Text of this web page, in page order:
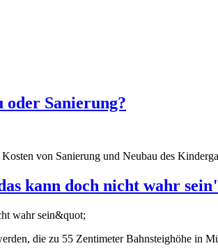
Sanierung?
von Sanierung und Neubau des
kann doch nicht wahr
die zu 55 Zentimeter Bahnsteighöhe in